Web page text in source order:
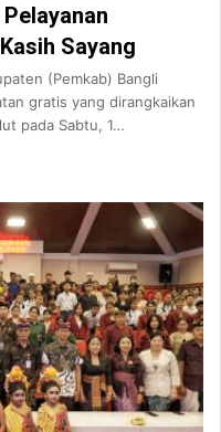
Sayang
(Pemkab) Bangli
gratis yang dirangkaikan
pada Sabtu, 1…